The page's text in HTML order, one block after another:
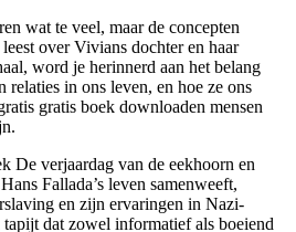
wat te veel, maar de concepten
over Vivians dochter en haar
word je herinnerd aan het belang
relaties in ons leven, en hoe ze ons
gratis boek downloaden mensen
De verjaardag van de eekhoorn en
Fallada’s leven samenweeft,
en zijn ervaringen in Nazi-
dat zowel informatief als boeiend